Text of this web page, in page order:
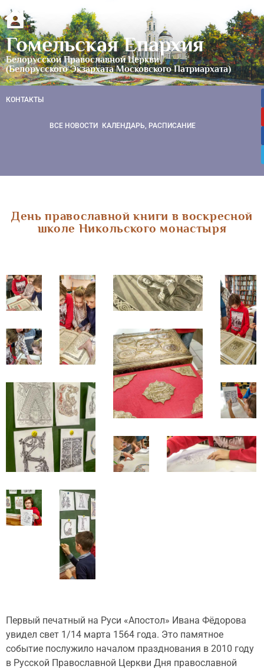
Гомельская Епархия
Белорусской Православной Церкви
(Белорусского Экзархата Московского Патриархата)
КОНТАКТЫ
ВСЕ НОВОСТИ КАЛЕНДАРЬ, РАСПИСАНИЕ
День православной книги в воскресной
школе Никольского монастыря
Первый печатный на Руси «Апостол» Ивана Фёдорова
увидел свет 1/14 марта 1564 года. Это памятное
событие послужило началом празднования в 2010 году
в Русской Православной Церкви Дня православной